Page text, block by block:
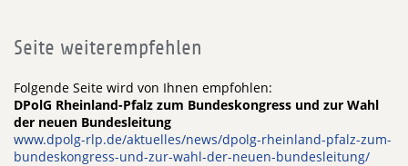
Seite weiterempfehlen
Folgende Seite wird von Ihnen empfohlen:
DPolG Rheinland-Pfalz zum Bundeskongress und zur Wahl
der neuen Bundesleitung
www.dpolg-rlp.de/aktuelles/news/dpolg-rheinland-pfalz-zum-
bundeskongress-und-zur-wahl-der-neuen-bundesleitung/